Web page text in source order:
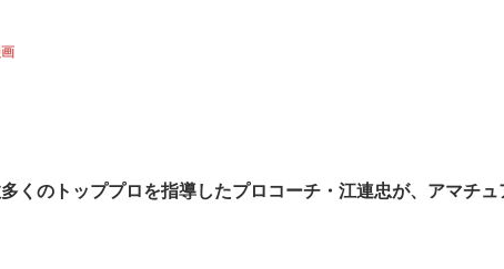
くのトッププロを指導したプロコーチ・江連忠が、アマチ